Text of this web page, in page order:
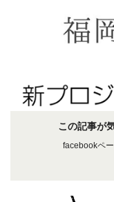
この記事が
facebookペ